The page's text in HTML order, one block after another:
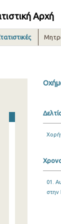
Αρχή
01.
στην